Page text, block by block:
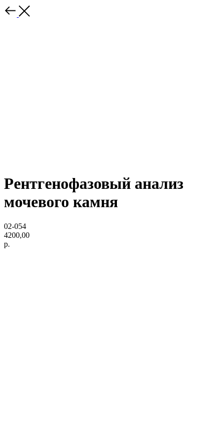
Рентгенофазовый анализ
мочевого камня
02-054
4200,00
р.